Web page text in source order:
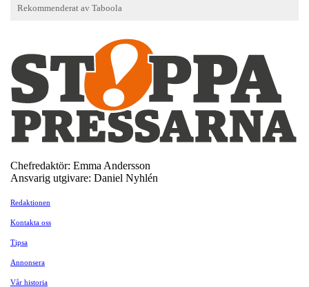
Chefredaktör: Emma Andersson
Ansvarig utgivare: Daniel Nyhlén
Redaktionen
Kontakta oss
Tipsa
Annonsera
Vår historia